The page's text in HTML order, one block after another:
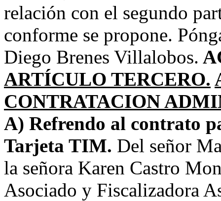
relación con el segundo
conforme se propone.
Diego Brenes Villalobos.
ARTÍCULO TERCERO.
CONTRATACION
A) Refrendo al contrato
Tarjeta TIM. Del señor
la señora Karen Castro
Asociado y Fiscalizadora